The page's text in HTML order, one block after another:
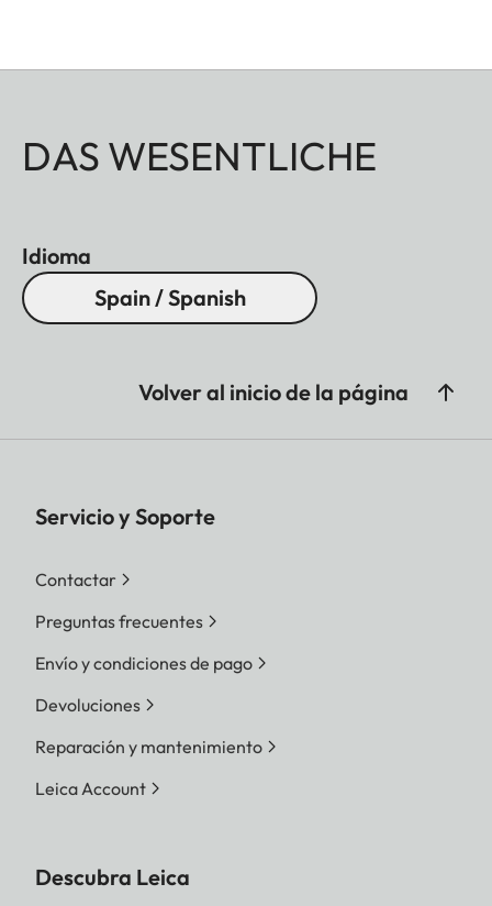
DAS WESENTLICHE
Idioma
Spain / Spanish
Volver al inicio de la página
Servicio y Soporte
Contactar
Preguntas frecuentes
Envío y condiciones de pago
Devoluciones
Reparación y mantenimiento
Leica Account
Descubra Leica